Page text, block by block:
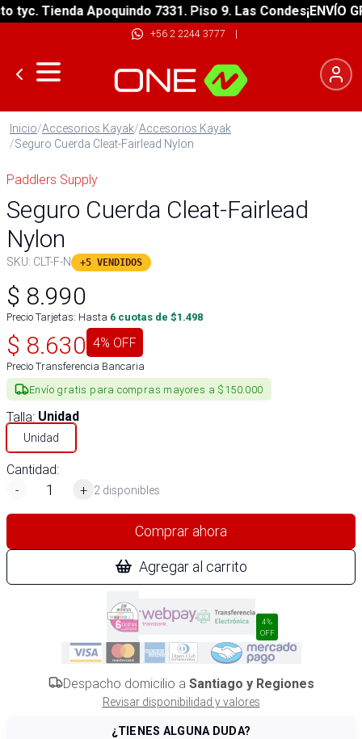
Tienda Apoquindo 7331. Piso 9. Las Condes¡ENVÍO
+56 2 2244 3777 |
Inicio/Accesorios Kayak/Accesorios Kayak
/Seguro Cuerda Cleat-Fairlead Nylon
Paddlers Supply
Seguro Cuerda Cleat-Fairlead
Nylon
SKU: CLT-F-N +5 VENDIDOS
$ 8.990
Precio Tarjetas: Hasta 6 cuotas de $1.498
$ 8.630 4% OFF
Precio Transferencia Bancaria
Envío gratis para compras mayores a $150.000
Talla: Unidad
Unidad
Cantidad:
-
+ 2 disponibles
Comprar ahora
Agregar al carrito
4%
OFF
Despacho domicilio a Santiago y Regiones
Revisar disponibilidad y valores
¿TIENES ALGUNA DUDA?